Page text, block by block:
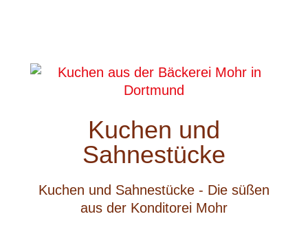
Kuchen und
Sahnestücke
Kuchen und Sahnestücke - Die süßen
aus der Konditorei Mohr